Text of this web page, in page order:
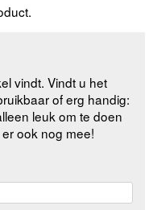
vindt. Vindt u het
of erg handig:
leuk om te doen
ook nog mee!